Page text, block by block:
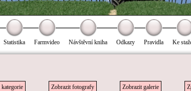
Statistika Farmvideo Návštěvní kniha Odkazy Pravidla Ke
Zobrazit fotografy Zobrazit galerie